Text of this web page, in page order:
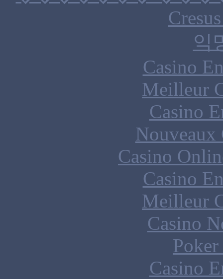
익
Casino
Meilleur
Casino
Nouveaux
Casino
Casino
Meilleur
Casino
Casino